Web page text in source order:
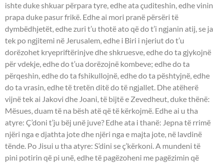
ishte duke shkuar përpara tyre, edhe ata çuditeshin, edhe vinin
prapa duke pasur frikë. Edhe ai mori pranë përsëri të
dymbëdhjetët, edhe zuri t’u thotë ato që do t’i ngjanin atij, se ja
tek po ngjitemi në Jerusalem, edhe i Biri i njeriut do t’u
dorëzohet kryepriftërinjve dhe shkruesve, edhe do ta gjykojnë
për vdekje, edhe do t’ua dorëzojnë kombeve; edhe do ta
përqeshin, edhe do ta fshikullojnë, edhe do ta pështyjnë, edhe
do ta vrasin, edhe të tretën ditë do të ngjallet. Dhe atëherë
vijnë tek ai Jakovi dhe Joani, të bijtë e Zevedheut, duke thënë:
Mësues, duam të na bësh atë që të kërkojmë. Edhe ai u tha
atyre: Ç’doni t’ju bëj unë juve? Edhe ata i thanë: Jepna të rrimë
njëri nga e djathta jote dhe njëri nga e majta jote, në lavdinë
tënde. Po Jisui u tha atyre: S’dini se ç’kërkoni. A mundeni të
pini potirin që pi unë, edhe të pagëzoheni me pagëzimin që